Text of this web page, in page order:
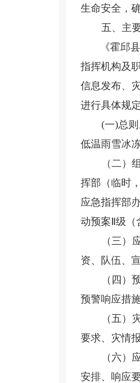
生命安全 ，
五、主
《霍邱
指挥机构及
信息发布、
进行具体规
(一)总
低温雨雪冰
（二）
挥部（临时
应急指挥部
动预案Ⅱ级（
（三）
资、 队伍、
（四）
预警响应措施
（五）
要求、 灾情
（六）
安排、响应要